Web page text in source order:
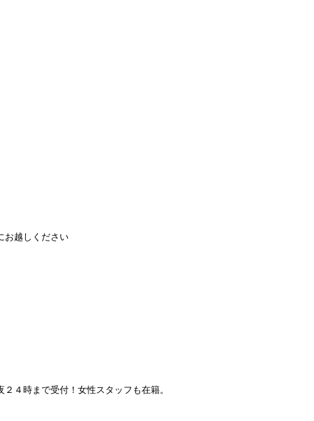
お越しください
４時まで受付！女性スタッフも在籍。